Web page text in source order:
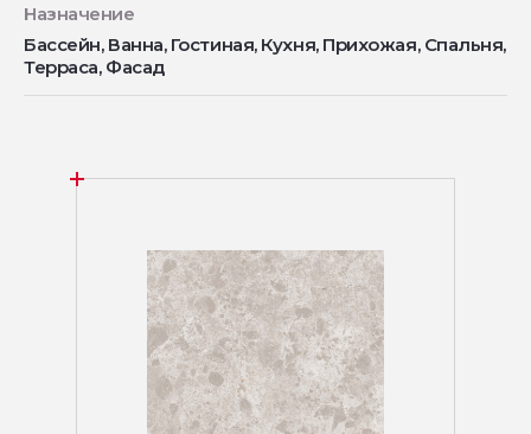
Назначение
Бассейн, Ванна, Гостиная, Кухня, Прихожая, Спальня,
Терраса, Фасад